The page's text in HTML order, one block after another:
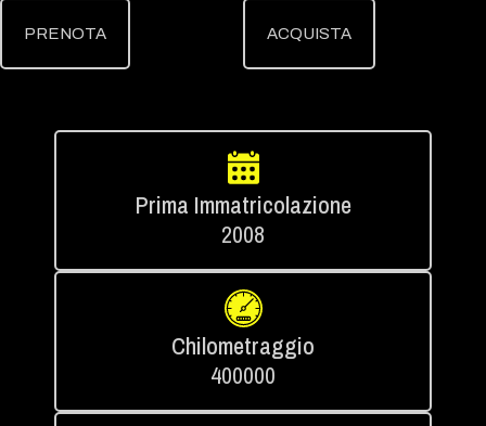
PRENOTA ACQUISTA
Prima Immatricolazione
2008
Chilometraggio
400000